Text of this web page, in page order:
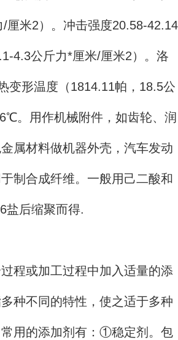
厘米2）。冲击强度20.58-42.14
4.3公斤力*厘米/厘米2）。洛
变形温度（1814.11帕，18.5公
。用作机械附件，如齿轮、润
属材料做机器外壳，汽车发动
制合成纤维。一般用己二酸和
盐后缩聚而得.
程或加工过程中加入适量的添
种不同的特性，使之适于多种
用的添加剂有：①稳定剂。包